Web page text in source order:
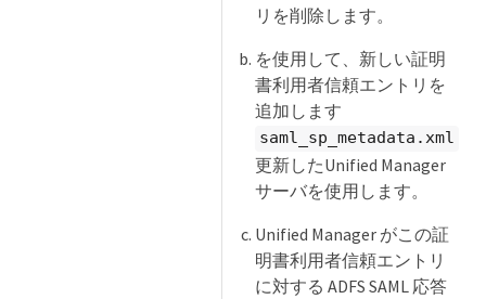
リを削除します。
を使用して、新しい証明
書利用者信頼エントリを
追加します
saml_sp_metadata.xml
更新したUnified Manager
サーバを使用します。
Unified Manager がこの証
明書利用者信頼エントリ
に対する ADFS SAML 応答